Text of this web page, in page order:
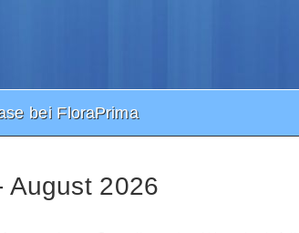
bei FloraPrima
August 2026